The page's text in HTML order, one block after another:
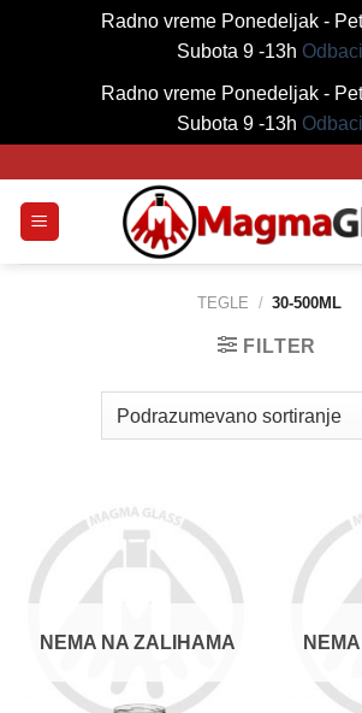
Radno vreme Ponedeljak -
Subota 9 -13h Odbaci
Radno vreme Ponedeljak -
Subota 9 -13h Odbaci
content
TEGLE / 30-500ML
FILTER
NEMA NA ZALIHAMA